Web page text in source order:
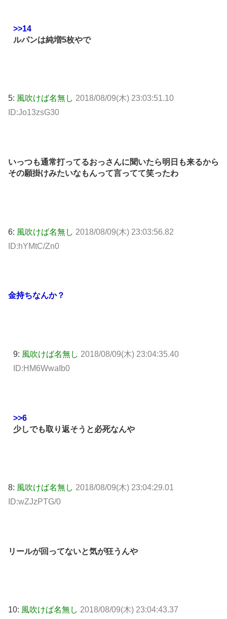
>>14
ルパンは純増5枚やで
5: 風吹けば名無し 2018/08/09(木) 23:03:51.10
ID:Jo13zsG30
いっつも通常打ってるおっさんに聞いたら明日も来るから
その願掛けみたいなもんって言ってて笑ったわ
6: 風吹けば名無し 2018/08/09(木) 23:03:56.82
ID:hYMtC/Zn0
金持ちなんか？
9: 風吹けば名無し 2018/08/09(木) 23:04:35.40
ID:HM6WwaIb0
>>6
少しでも取り返そうと必死なんや
8: 風吹けば名無し 2018/08/09(木) 23:04:29.01
ID:wZJzPTG/0
リールが回ってないと気が狂うんや
10: 風吹けば名無し 2018/08/09(木) 23:04:43.37